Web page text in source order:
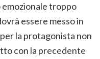
troppo
essere messo in
la protagonista non
con la precedente